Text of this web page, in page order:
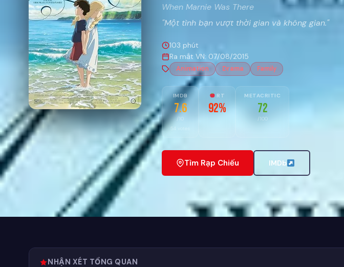
When Marnie Was There
"Một tình bạn vượt thời gian và không gian."
103 phút
Ra mắt VN: 07/08/2015
Animation Drama Family
IMDB
7.6
/10
54 votes
RT
92%
METACRITIC
72
/100
Tìm Rạp Chiếu IMDb
NHẬN XÉT TỔNG QUAN